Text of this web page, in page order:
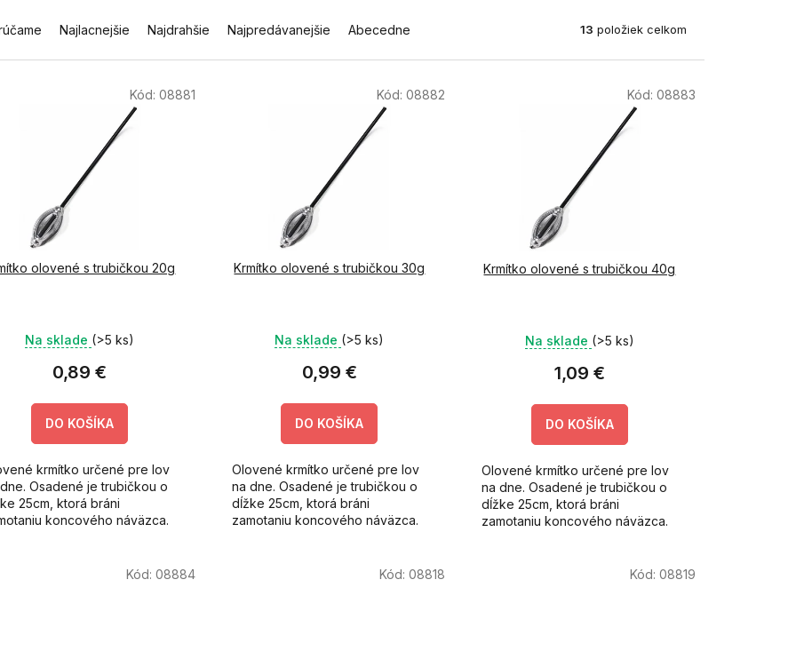
Najlacnejšie Najdrahšie Najpredávanejšie Abecedne 13 položiek celkom
olovené s trubičkou 20g
Na sklade (>5 ks)
0,89 €
DO KOŠÍKA
krmítko určené pre lov
Osadené je trubičkou o
25cm, ktorá bráni
koncového náväzca.
Kód: 08881
Krmítko olovené s trubičkou 30g
Na sklade (>5 ks)
0,99 €
DO KOŠÍKA
Olovené krmítko určené pre lov
na dne. Osadené je trubičkou o
dĺžke 25cm, ktorá bráni
zamotaniu koncového náväzca.
Kód: 08882
Krmítko olovené s trubičkou 40g
Na sklade (>5 ks)
1,09 €
DO KOŠÍKA
Olovené krmítko určené pre lov
na dne. Osadené je trubičkou o
dĺžke 25cm, ktorá bráni
zamotaniu koncového náväzca.
Kód: 08883
Kód: 08884 Kód: 08818 Kód: 08819